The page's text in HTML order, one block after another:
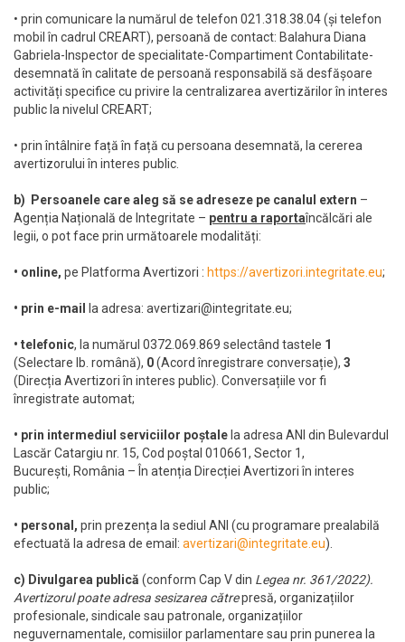
• prin comunicare la numărul de telefon 021.318.38.04 (și telefon
mobil în cadrul CREART), persoană de contact: Balahura Diana
Gabriela-Inspector de specialitate-Compartiment Contabilitate-
desemnată în calitate de persoană responsabilă să desfășoare
activități specifice cu privire la centralizarea avertizărilor în interes
public la nivelul CREART;
• prin întâlnire față în față cu persoana desemnată, la cererea
avertizorului în interes public.
b) Persoanele care aleg să se adreseze pe canalul extern –
Agenția Națională de Integritate – pentru a raportaîncălcări ale
legii, o pot face prin următoarele modalități:
• online, pe Platforma Avertizori : https://avertizori.integritate.eu;
• prin e-mail la adresa: avertizari@integritate.eu;
• telefonic, la numărul 0372.069.869 selectând tastele 1
(Selectare lb. română), 0(Acord înregistrare conversație), 3
(Direcția Avertizori în interes public). Conversațiile vor fi
înregistrate automat;
• prin intermediul serviciilor poștale la adresa ANI din Bulevardul
Lascăr Catargiu nr. 15, Cod poștal 010661, Sector 1,
București, România – În atenția Direcției Avertizori în interes
public;
• personal , prin prezența la sediul ANI (cu programare prealabilă
efectuată la adresa de email: avertizari@integritate.eu).
c) Divulgarea publică (conform Cap V din Legea nr. 361/2022).
Avertizorul poate adresa sesizarea cătrepresă, organizațiilor
profesionale, sindicale sau patronale, organizațiilor
neguvernamentale, comisiilor parlamentare sau prin punerea la